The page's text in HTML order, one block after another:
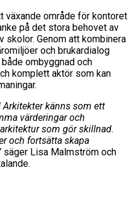
växande område för kontoret
på det stora behovet av
skolor. Genom att kombinera
och brukardialog
ombyggnad och
komplett aktör som kan
Arkitekter känns som ett
värderingar och
som gör skillnad.
och fortsätta skapa
säger Lisa Malmström och